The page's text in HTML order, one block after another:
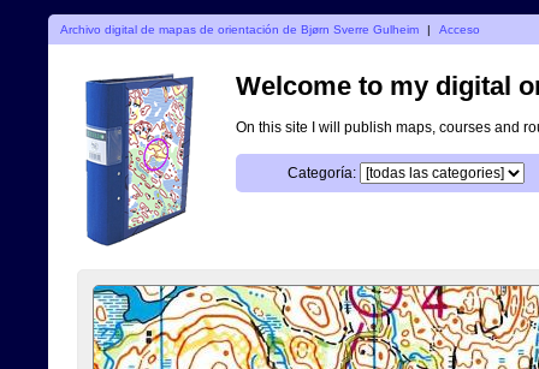
Archivo digital de mapas de orientación de Bjørn Sverre Gulheim | Acceso
Welcome to my digital
On this site I will publish maps, courses and
Categoría: